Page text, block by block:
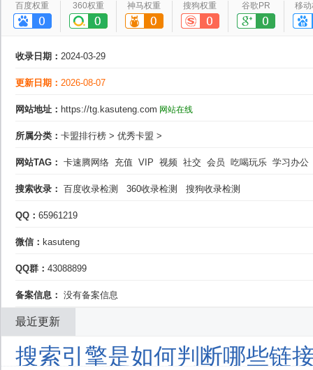
百度权重 360权重 神马权重 搜狗权重 谷歌PR 移
收录日期： 2024-03-29
更新日期： 2026-08-07
网站地址： https://tg.kasuteng.com 网站在线
所属分类： 卡盟排行榜 > 优秀卡盟 >
网站TAG： 卡速腾网络 充值 VIP 视频 社交 会员 吃喝玩乐 学习办公
搜索收录： 百度收录检测 360收录检测 搜狗收录检测
QQ： 65961219
微信： kasuteng
QQ群： 43088899
备案信息： 没有备案信息
最近更新
搜索引擎是如何判断哪些链